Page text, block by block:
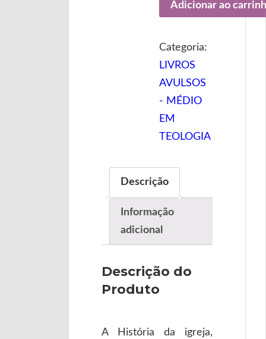
Adicionar ao
Categoria:
LIVROS
AVULSOS
- MÉDIO
EM
TEOLOGIA
Descrição
Informação
adicional
Descrição do
Produto
A História da igreja,